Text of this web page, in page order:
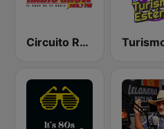
Circuito Radio Show - Maracay